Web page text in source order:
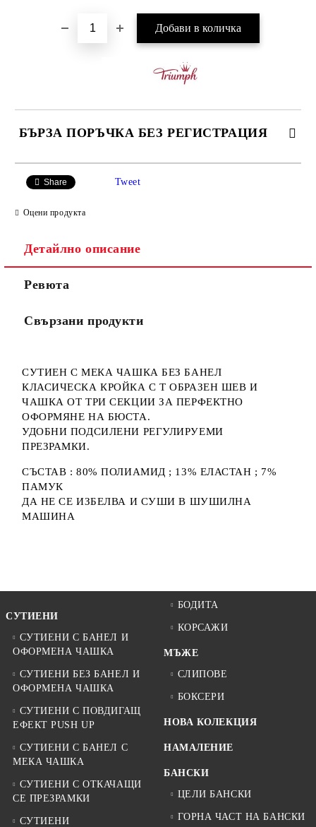
БЪРЗА ПОРЪЧКА БЕЗ РЕГИСТРАЦИЯ
Share Tweet
Оцени продукта
Детайлно описание
Ревюта
Свързани продукти
СУТИЕН С МЕКА ЧАШКА БЕЗ БАНЕЛ
КЛАСИЧЕСКА КРОЙКА С Т ОБРАЗЕН ШЕВ И
ЧАШКА ОТ ТРИ СЕКЦИИ ЗА ПЕРФЕКТНО
ОФОРМЯНЕ НА БЮСТА.
УДОБНИ ПОДСИЛЕНИ РЕГУЛИРУЕМИ
ПРЕЗРАМКИ.
СЪСТАВ : 80% ПОЛИАМИД ; 13% ЕЛАСТАН ; 7%
ПАМУК
ДА НЕ СЕ ИЗБЕЛВА И СУШИ В ШУШИЛНА
МАШИНА
СУТИЕНИ
СУТИЕНИ С БАНЕЛ И
ОФОРМЕНА ЧАШКА
СУТИЕНИ БЕЗ БАНЕЛ И
ОФОРМЕНА ЧАШКА
СУТИЕНИ С ПОВДИГАЩ
ЕФЕКТ PUSH UP
СУТИЕНИ С БАНЕЛ С
МЕКА ЧАШКА
СУТИЕНИ С ОТКАЧАЩИ
СЕ ПРЕЗРАМКИ
СУТИЕНИ
БОДИТА
КОРСАЖИ
МЪЖЕ
СЛИПОВЕ
БОКСЕРИ
НОВА КОЛЕКЦИЯ
НАМАЛЕНИЕ
БАНСКИ
ЦЕЛИ БАНСКИ
ГОРНА ЧАСТ НА БАНСКИ